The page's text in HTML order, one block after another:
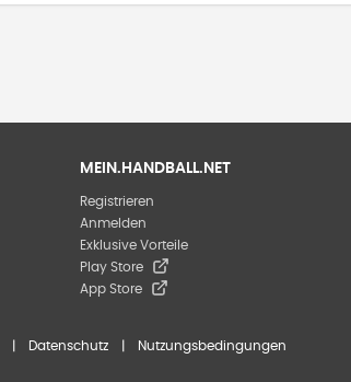
MEIN.HANDBALL.NET
Registrieren
Anmelden
Exklusive Vorteile
Play Store
App Store
Datenschutz Nutzungsbedingungen